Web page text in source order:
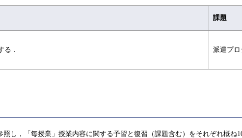
課題
る．
派遣プロ
し，「毎授業」授業内容に関する予習と復習（課題含む）をそれぞれ概ね